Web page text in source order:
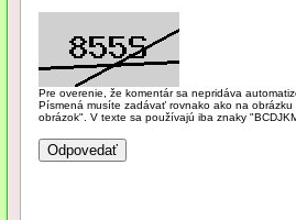
Pre overenie, že komentár sa nepridáva
Písmená musíte zadávať rovnako ako na
obrázok". V texte sa používajú iba znaky